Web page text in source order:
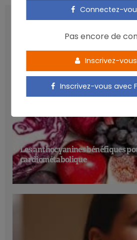
Les anthocyanines bénéfiques
cardiométabolique
Connectez-
Pas encore de
Inscrivez-
Inscrivez-vous avec